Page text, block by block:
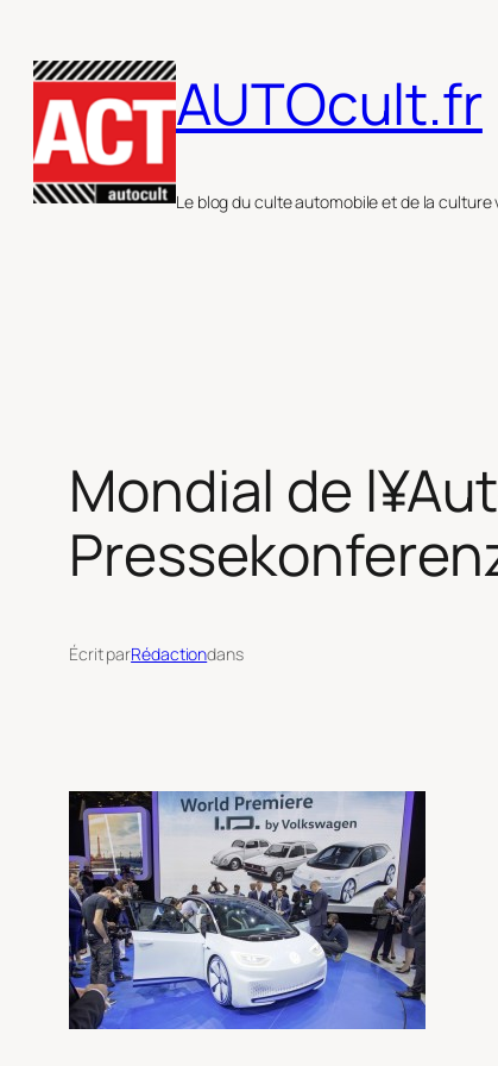
au
contenu
AUTOcult.fr
Le blog du culte automobile et de la culture
Mondial de
Écrit parRédactiondans